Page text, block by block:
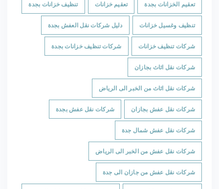
تعقيم الخزانات بجدة تعقيم خزانات تنظيف خزانات بجدة
تنظيف وغسيل خزانات دليل شركات نقل العفش بجدة
شركات تنظيف خزانات شركات تنظيف خزانات بجدة
شركات نقل اثاث بجازان
شركات نقل اثاث من الخبر الى الرياض
شركات نقل عفش بجازان شركات نقل عفش بجدة
شركات نقل عفش شمال جدة
شركات نقل عفش من الخبر الى الرياض
شركات نقل عفش من جازان الى جدة